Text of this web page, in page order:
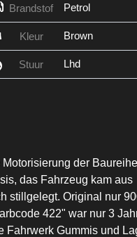
Brandstof Petrol
Kleur Brown
Stuur Lhd
der Baureihe
das Fahrzeug kam aus
stillgelegt. Original nur
422" war nur 3
Fahrwerk Gummis und